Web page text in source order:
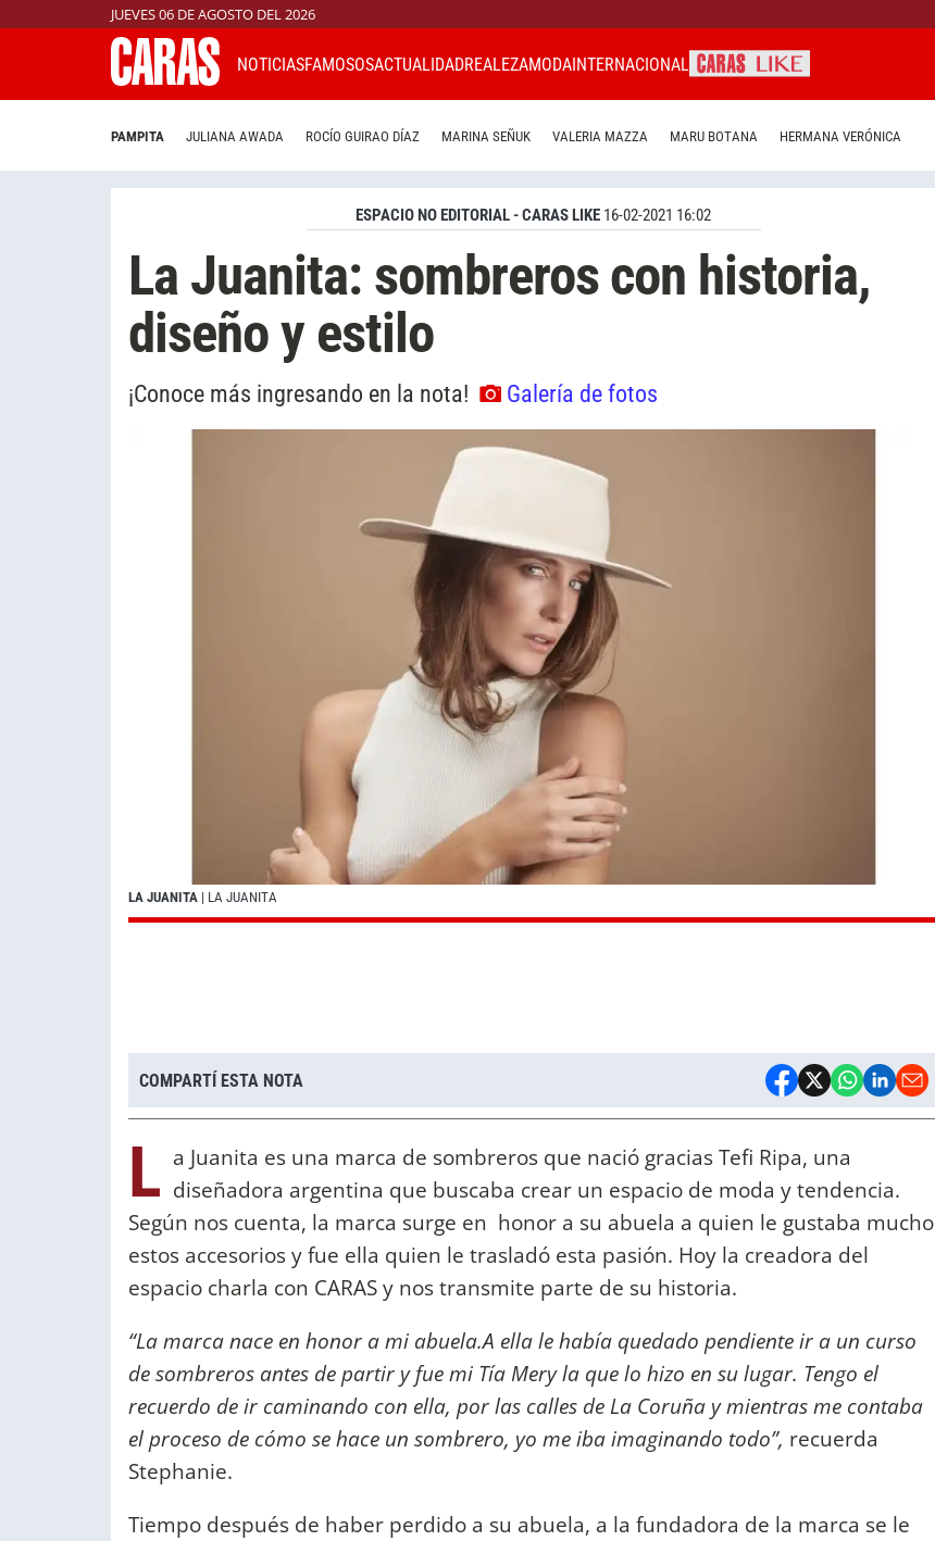
JUEVES 06 DE AGOSTO DEL 2026
NOTICIASFAMOSOSACTUALIDADREALEZAMODAINTERNACIONAL
PAMPITA JULIANA AWADA ROCÍO GUIRAO DÍAZ MARINA SEÑUK VALERIA MAZZA MARU BOTANA HERMANA VERÓNICA
ESPACIO NO EDITORIAL - CARAS LIKE 16-02-2021 16:02
La Juanita: sombreros con historia,
diseño y estilo
¡Conoce más ingresando en la nota! Galería de fotos
LA JUANITA | LA JUANITA
COMPARTÍ ESTA NOTA
L a Juanita es una marca de sombreros que nació gracias Tefi Ripa, una
diseñadora argentina que buscaba crear un espacio de moda y tendencia.
Según nos cuenta, la marca surge en honor a su abuela a quien le gustaba mucho
estos accesorios y fue ella quien le trasladó esta pasión. Hoy la creadora del
espacio charla con CARAS y nos transmite parte de su historia.
“La marca nace en honor a mi abuela.A ella le había quedado pendiente ir a un curso
de sombreros antes de partir y fue mi Tía Mery la que lo hizo en su lugar. Tengo el
recuerdo de ir caminando con ella, por las calles de La Coruña y mientras me contaba
el proceso de cómo se hace un sombrero, yo me iba imaginando todo”, recuerda
Stephanie.
Tiempo después de haber perdido a su abuela, a la fundadora de la marca se le